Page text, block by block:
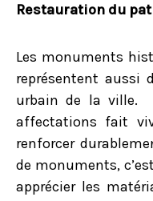
Restauration du
Les monuments
représentent aussi
urbain de la ville.
affectations fait
renforcer
de monuments,
apprécier les